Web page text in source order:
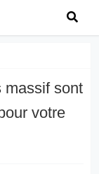
massif sont
votre